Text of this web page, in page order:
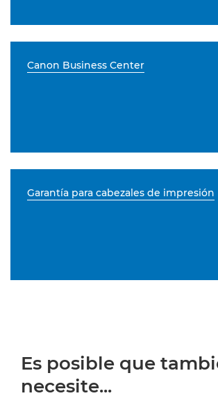
Canon Business Center
Garantía para cabezales de impresión
Es posible que
necesite...